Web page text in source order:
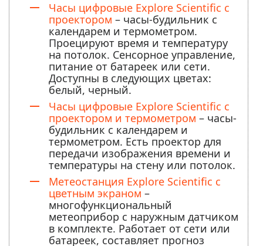
Часы цифровые Explore Scientific с
проектором – часы-будильник с
календарем и термометром.
Проецируют время и температуру
на потолок. Сенсорное управление,
питание от батареек или сети.
Доступны в следующих цветах:
белый, черный.
Часы цифровые Explore Scientific с
проектором и термометром – часы-
будильник с календарем и
термометром. Есть проектор для
передачи изображения времени и
температуры на стену или потолок.
Метеостанция Explore Scientific с
цветным экраном –
многофункциональный
метеоприбор с наружным датчиком
в комплекте. Работает от сети или
батареек, составляет прогноз